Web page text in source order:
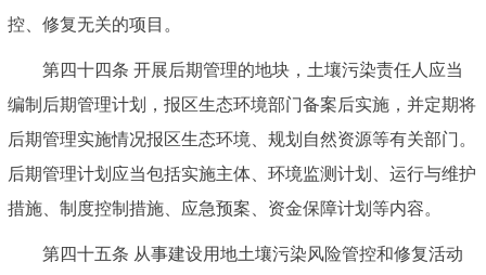
控、修复无关的项目。
第四十四条 开展后期管理的地块，土壤污染责任人应当
编制后期管理计划，报区生态环境部门备案后实施，并定期将
后期管理实施情况报区生态环境、规划自然资源等有关部门。
后期管理计划应当包括实施主体、环境监测计划、运行与维护
措施、制度控制措施、应急预案、资金保障计划等内容。
第四十五条 从事建设用地土壤污染风险管控和修复活动